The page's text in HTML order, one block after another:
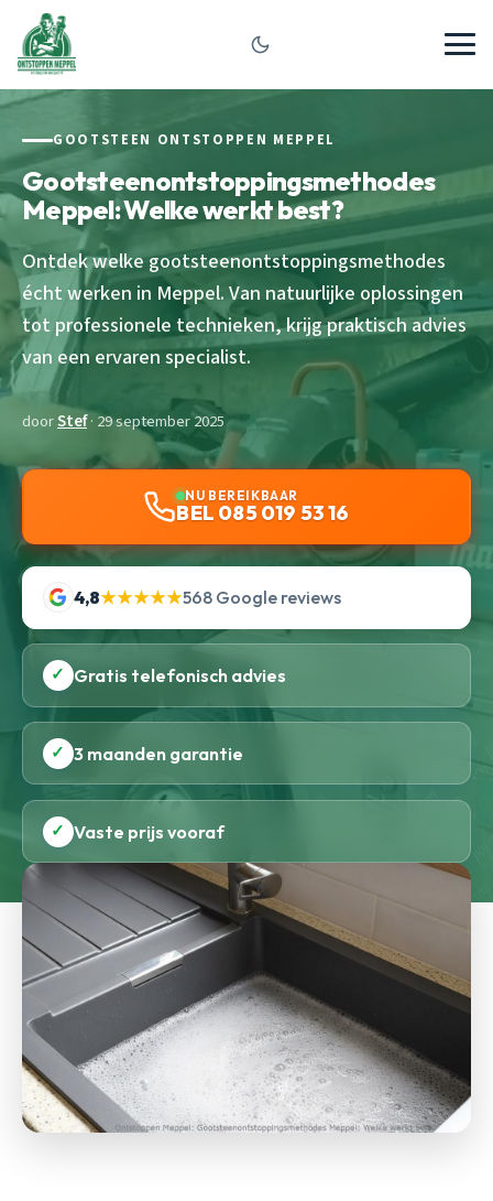
GOOTSTEEN ONTSTOPPEN MEPPEL
Gootsteenontstoppingsmethodes
Meppel: Welke werkt best?
Ontdek welke gootsteenontstoppingsmethodes
écht werken in Meppel. Van natuurlijke oplossingen
tot professionele technieken, krijg praktisch advies
van een ervaren specialist.
doorStef· 29 september 2025
NU BEREIKBAAR
BEL 085 019 53 16
4,8★★★★★568 Google reviews
✓ Gratis telefonisch advies
✓ 3 maanden garantie
✓ Vaste prijs vooraf